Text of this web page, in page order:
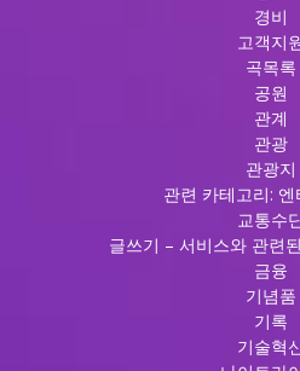
경비
고객지
곡목록
공원
관계
관광
관광지
관련 카테고리: 엔
교통수
글쓰기 – 서비스와 관련
금융
기념품
기록
기술혁